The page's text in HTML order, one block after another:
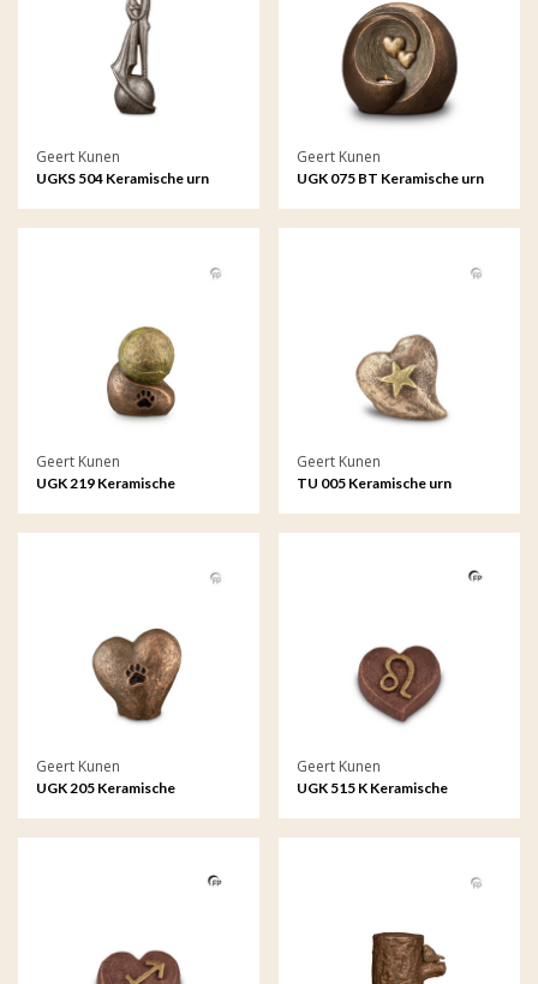
Geert Kunen
UGKS 504 Keramische urn
you
Geert Kunen
UGK 075 BT Keramische urn
(Waxine)
Geert Kunen
UGK 219 Keramische
Geert Kunen
TU 005 Keramische urn
Geert Kunen
UGK 205 Keramische
Geert Kunen
UGK 515 K Keramische